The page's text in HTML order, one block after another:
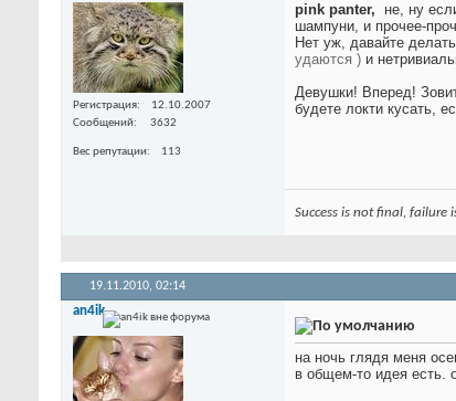
Регистрация
12.10.2007
Сообщений
3632
Вес репутации 113
pink panter, не, ну
шампуни, и прочее-
Нет уж, давайте
удаются ) и
Девушки! Вперед!
будете локти кусать,
Success is not final,
19.11.2010, 02:14
an4ik
на ночь глядя меня
в общем-то идея есть.